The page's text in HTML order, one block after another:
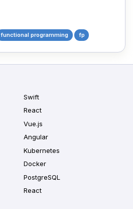
functional programming fp
Swift
React
Vue.js
Angular
Kubernetes
Docker
PostgreSQL
React